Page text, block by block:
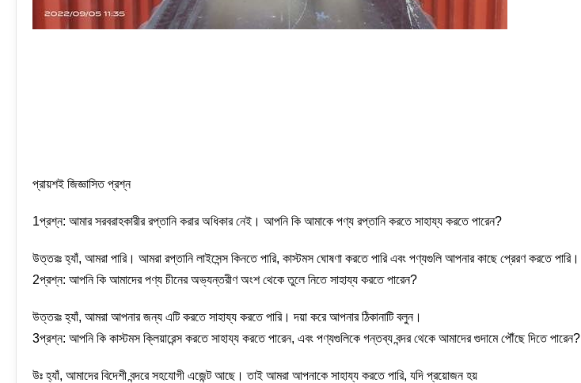
প্রায়শই জিজ্ঞাসিত প্রশ্ন
1প্রশ্ন: আমার সরবরাহকারীর রপ্তানি করার অধিকার নেই। আপনি কি আমাকে পণ্য রপ্তানি করতে সাহায্য করতে পারেন?
উত্তরঃ হ্যাঁ, আমরা পারি। আমরা রপ্তানি লাইসেন্স কিনতে পারি, কাস্টমস ঘোষণা করতে পারি এবং পণ্যগুলি আপনার কাছে প্রেরণ করতে পারি।
2প্রশ্ন: আপনি কি আমাদের পণ্য চীনের অভ্যন্তরীণ অংশ থেকে তুলে নিতে সাহায্য করতে পারেন?
উত্তরঃ হ্যাঁ, আমরা আপনার জন্য এটি করতে সাহায্য করতে পারি। দয়া করে আপনার ঠিকানাটি বলুন।
3প্রশ্ন: আপনি কি কাস্টমস ক্লিয়ারেন্স করতে সাহায্য করতে পারেন, এবং পণ্যগুলিকে গন্তব্য বন্দর থেকে আমাদের গুদামে পৌঁছে দিতে পারেন?
উঃ হ্যাঁ, আমাদের বিদেশী বন্দরে সহযোগী এজেন্ট আছে। তাই আমরা আপনাকে সাহায্য করতে পারি, যদি প্রয়োজন হয়